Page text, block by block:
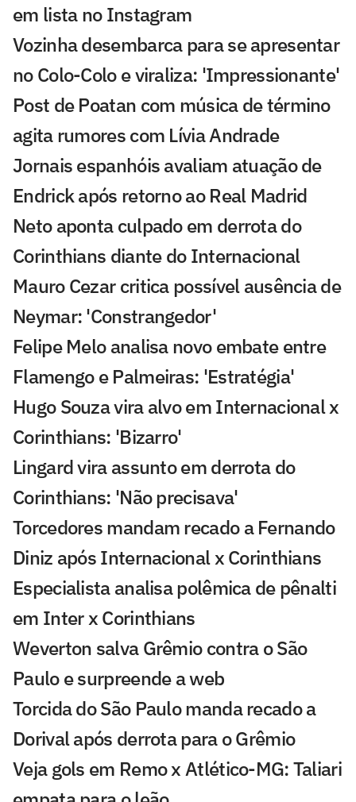
em lista no Instagram
Vozinha desembarca para se apresentar
no Colo-Colo e viraliza: 'Impressionante'
Post de Poatan com música de término
agita rumores com Lívia Andrade
Jornais espanhóis avaliam atuação de
Endrick após retorno ao Real Madrid
Neto aponta culpado em derrota do
Corinthians diante do Internacional
Mauro Cezar critica possível ausência de
Neymar: 'Constrangedor'
Felipe Melo analisa novo embate entre
Flamengo e Palmeiras: 'Estratégia'
Hugo Souza vira alvo em Internacional x
Corinthians: 'Bizarro'
Lingard vira assunto em derrota do
Corinthians: 'Não precisava'
Torcedores mandam recado a Fernando
Diniz após Internacional x Corinthians
Especialista analisa polêmica de pênalti
em Inter x Corinthians
Weverton salva Grêmio contra o São
Paulo e surpreende a web
Torcida do São Paulo manda recado a
Dorival após derrota para o Grêmio
Veja gols em Remo x Atlético-MG: Taliari